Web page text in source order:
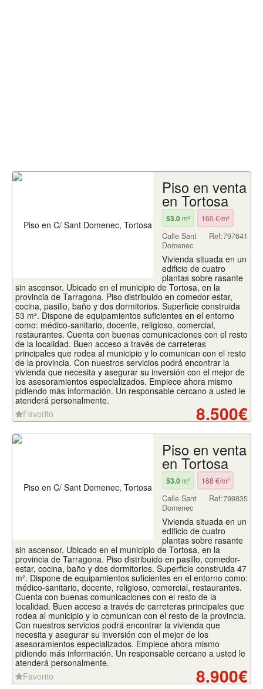
Piso en venta
en Tortosa
53.0m² 160 €/m²
Ref:797641
Calle Sant
Domenec
Vivienda situada en un
edificio de cuatro
plantas sobre rasante
sin ascensor. Ubicado en el municipio de Tortosa, en la
provincia de Tarragona. Piso distribuido en comedor-estar,
cocina, pasillo, baño y dos dormitorios. Superficie construida
53 m². Dispone de equipamientos suficientes en el entorno
como: médico-sanitario, docente, religioso, comercial,
restaurantes. Cuenta con buenas comunicaciones con el resto
de la localidad. Buen acceso a través de carreteras
principales que rodea al municipio y lo comunican con el resto
de la provincia. Con nuestros servicios podrá encontrar la
vivienda que necesita y asegurar su inversión con el mejor de
los asesoramientos especializados. Empiece ahora mismo
pidiendo más información. Un responsable cercano a usted le
atenderá personalmente.
Favorito
8.500€
Piso en venta
en Tortosa
53.0m² 168 €/m²
Ref:799835
Calle Sant
Domenec
Vivienda situada en un
edificio de cuatro
plantas sobre rasante
sin ascensor. Ubicado en el municipio de Tortosa, en la
provincia de Tarragona. Piso distribuido en pasillo, comedor-
estar, cocina, baño y dos dormitorios. Superficie construida 47
m². Dispone de equipamientos suficientes en el entorno como:
médico-sanitario, docente, religioso, comercial, restaurantes.
Cuenta con buenas comunicaciones con el resto de la
localidad. Buen acceso a través de carreteras principales que
rodea al municipio y lo comunican con el resto de la provincia.
Con nuestros servicios podrá encontrar la vivienda que
necesita y asegurar su inversión con el mejor de los
asesoramientos especializados. Empiece ahora mismo
pidiendo más información. Un responsable cercano a usted le
atenderá personalmente.
Favorito
8.900€